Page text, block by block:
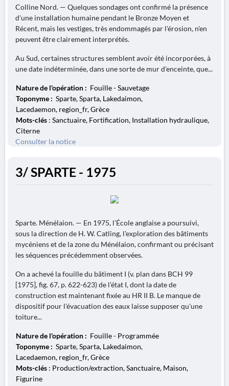
Colline Nord. — Quelques sondages ont confirmé la présence
d'une installation humaine pendant le Bronze Moyen et
Récent, mais les vestiges, très endommagés par l'érosion, n'en
peuvent être clairement interprétés.
Au Sud, certaines structures semblent avoir été incorporées, à
une date indéterminée, dans une sorte de mur d'enceinte, que...
Nature de l'opération : Fouille - Sauvetage
Toponyme : Sparte, Sparta, Lakedaimon,
Lacedaemon, region_fr, Grèce
Mots-clés : Sanctuaire, Fortification, Installation hydraulique,
Citerne
Consulter la notice
3/ SPARTE - 1975
Sparte. Ménélaion. — En 1975, l'École anglaise a poursuivi,
sous la direction de H. W. Catling, l'exploration des bâtiments
mycéniens et de la zone du Ménélaion, confirmant ou précisant
les séquences précédemment observées.
On a achevé la fouille du bâtiment I (v. plan dans BCH 99
[1975], fig. 67, p. 622-623) de l'état I, dont la date de
construction est maintenant fixée au HR II B. Le manque de
dispositif pour l'évacuation des eaux laisse supposer qu'une
toiture...
Nature de l'opération : Fouille - Programmée
Toponyme : Sparte, Sparta, Lakedaimon,
Lacedaemon, region_fr, Grèce
Mots-clés : Production/extraction, Sanctuaire, Maison,
Figurine